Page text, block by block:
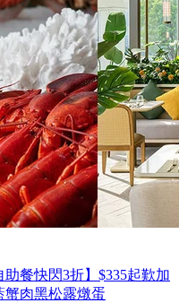
餐快閃3折】$335起歎加
蟹肉黑松露燉蛋